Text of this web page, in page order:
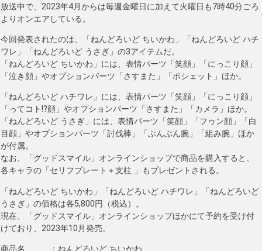
放送中で、2023年4月からは毎週金曜日に加えて火曜日も7時40分ごろ
よりオンエアしている。
今回発表されたのは、「ねんどろいど ちいかわ」「ねんどろいど ハチ
ワレ」「ねんどろいど うさぎ」の3アイテムだ。
「ねんどろいど ちいかわ」には、表情パーツ「笑顔」「にっこり顔」
「泣き顔」やオプションパーツ「さすまた」「ポシェット」ほか。
「ねんどろいど ハチワレ」には、表情パーツ「笑顔」「にっこり顔」
「ってコト!?顔」やオプションパーツ「さすまた」「カメラ」ほか。
「ねんどろいど うさぎ」には、表情パーツ「笑顔」「フゥン顔」「白
目顔」やオプションパーツ「討伐棒」「ぶんぶん腕」「組み腕」ほか
が付属。
なお、「グッドスマイル」オンラインショップで商品を購入すると、
各キャラの「セリフプレート＋支柱 」もプレゼントされる。
「ねんどろいど ちいかわ」「ねんどろいど ハチワレ」「ねんどろいど
うさぎ」の価格は各5,800円（税込）。
現在、「グッドスマイル」オンラインショップほかにて予約を受け付
けており、2023年10月発売。
商品名 ：ねんどろいど ちいかわ